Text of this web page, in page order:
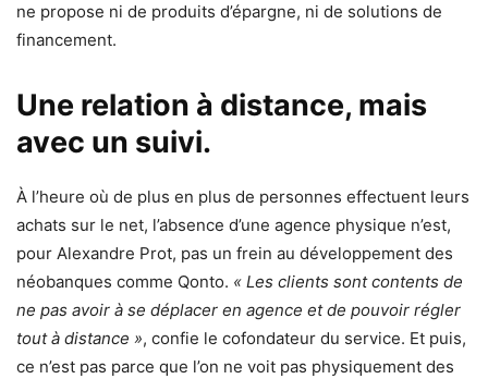
ne propose ni de produits d’épargne, ni de solutions de
financement.
Une relation à distance, mais
avec un suivi.
À l’heure où de plus en plus de personnes effectuent leurs
achats sur le net, l’absence d’une agence physique n’est,
pour Alexandre Prot, pas un frein au développement des
néobanques comme Qonto. « Les clients sont contents de
ne pas avoir à se déplacer en agence et de pouvoir régler
tout à distance », confie le cofondateur du service. Et puis,
ce n’est pas parce que l’on ne voit pas physiquement des